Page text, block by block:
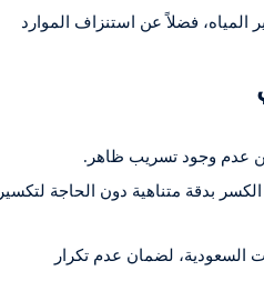
المياه، فضلاً عن استنزاف الموارد
من عدم وجود تسريب ظاهر.
بدقة متناهية دون الحاجة لتكسير
السعودية، لضمان عدم تكرار